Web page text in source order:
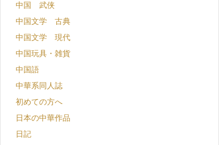
中国 武侠
中国文学 古典
中国文学 現代
中国玩具・雑貨
中国語
中華系同人誌
初めての方へ
日本の中華作品
日記